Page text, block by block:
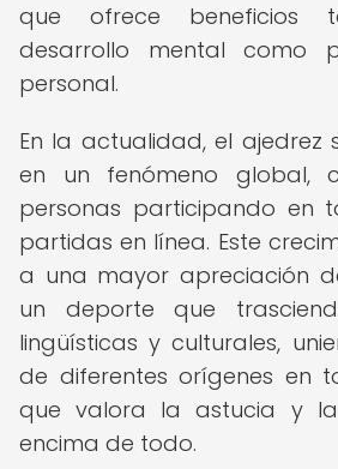
que ofrece beneficios
desarrollo mental como
personal.
En la actualidad, el ajedrez
en un fenómeno global,
personas participando en
partidas en línea. Este
a una mayor apreciación
un deporte que
lingüísticas y culturales,
de diferentes orígenes en
que valora la astucia y
encima de todo.